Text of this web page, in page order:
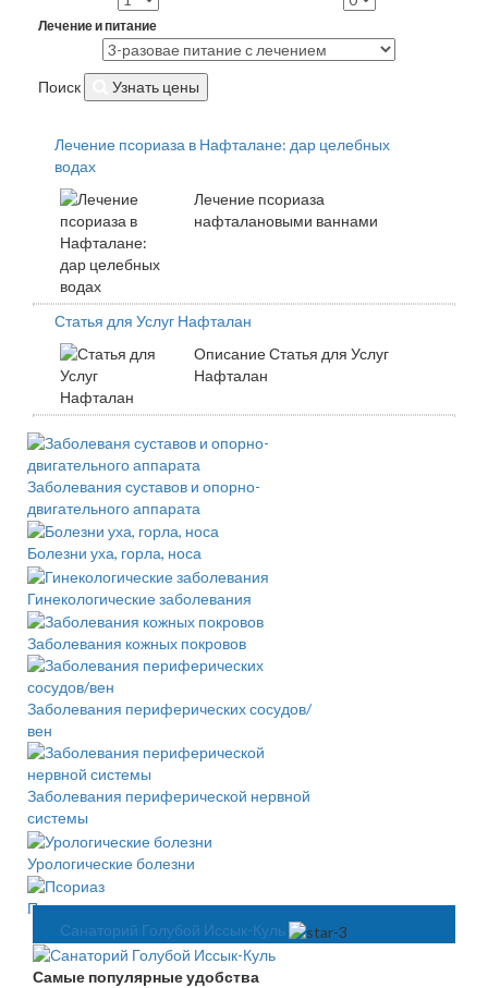
Лечение и питание
Поиск Узнать цены
Лечение псориаза в Нафталане: дар целебных
водах
Лечение псориаза
нафталановыми ваннами
Статья для Услуг Нафталан
Описание Статья для Услуг
Нафталан
Заболевания суставов и опорно-
двигательного аппарата
Болезни уха, горла, носа
Гинекологические заболевания
Заболевания кожных покровов
Заболевания периферических сосудов/
вен
Заболевания периферической нервной
системы
Урологические болезни
Псориаз
Санаторий Голубой Иссык-Куль
Самые популярные удобства